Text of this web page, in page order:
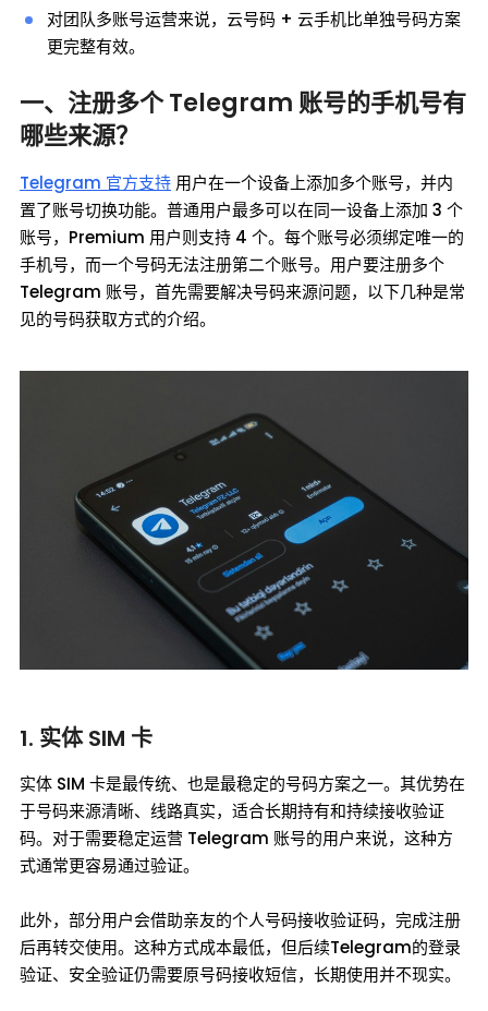
对团队多账号运营来说，云号码 + 云手机比单独号码方案
更完整有效。
一、注册多个 Telegram 账号的手机号有
哪些来源？
Telegram 官方支持 用户在一个设备上添加多个账号，并内
置了账号切换功能。普通用户最多可以在同一设备上添加 3 个
账号，Premium 用户则支持 4 个。每个账号必须绑定唯一的
手机号，而一个号码无法注册第二个账号。用户要注册多个
Telegram 账号，首先需要解决号码来源问题，以下几种是常
见的号码获取方式的介绍。
1. 实体 SIM 卡
实体 SIM 卡是最传统、也是最稳定的号码方案之一。其优势在
于号码来源清晰、线路真实，适合长期持有和持续接收验证
码。对于需要稳定运营 Telegram 账号的用户来说，这种方
式通常更容易通过验证。
此外，部分用户会借助亲友的个人号码接收验证码，完成注册
后再转交使用。这种方式成本最低，但后续Telegram的登录
验证、安全验证仍需要原号码接收短信，长期使用并不现实。